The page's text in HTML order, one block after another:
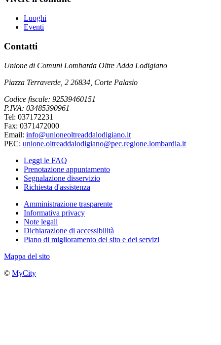
Luoghi
Eventi
Contatti
Unione di Comuni Lombarda Oltre Adda Lodigiano
Piazza Terraverde, 2 26834, Corte Palasio
Codice fiscale: 92539460151
P.IVA: 03485390961
Tel: 037172231
Fax: 0371472000
Email: info@unioneoltreaddalodigiano.it
PEC: unione.oltreaddalodigiano@pec.regione.lombardia.it
Leggi le FAQ
Prenotazione appuntamento
Segnalazione disservizio
Richiesta d'assistenza
Amministrazione trasparente
Informativa privacy
Note legali
Dichiarazione di accessibilità
Piano di miglioramento del sito e dei servizi
Mappa del sito
© MyCity